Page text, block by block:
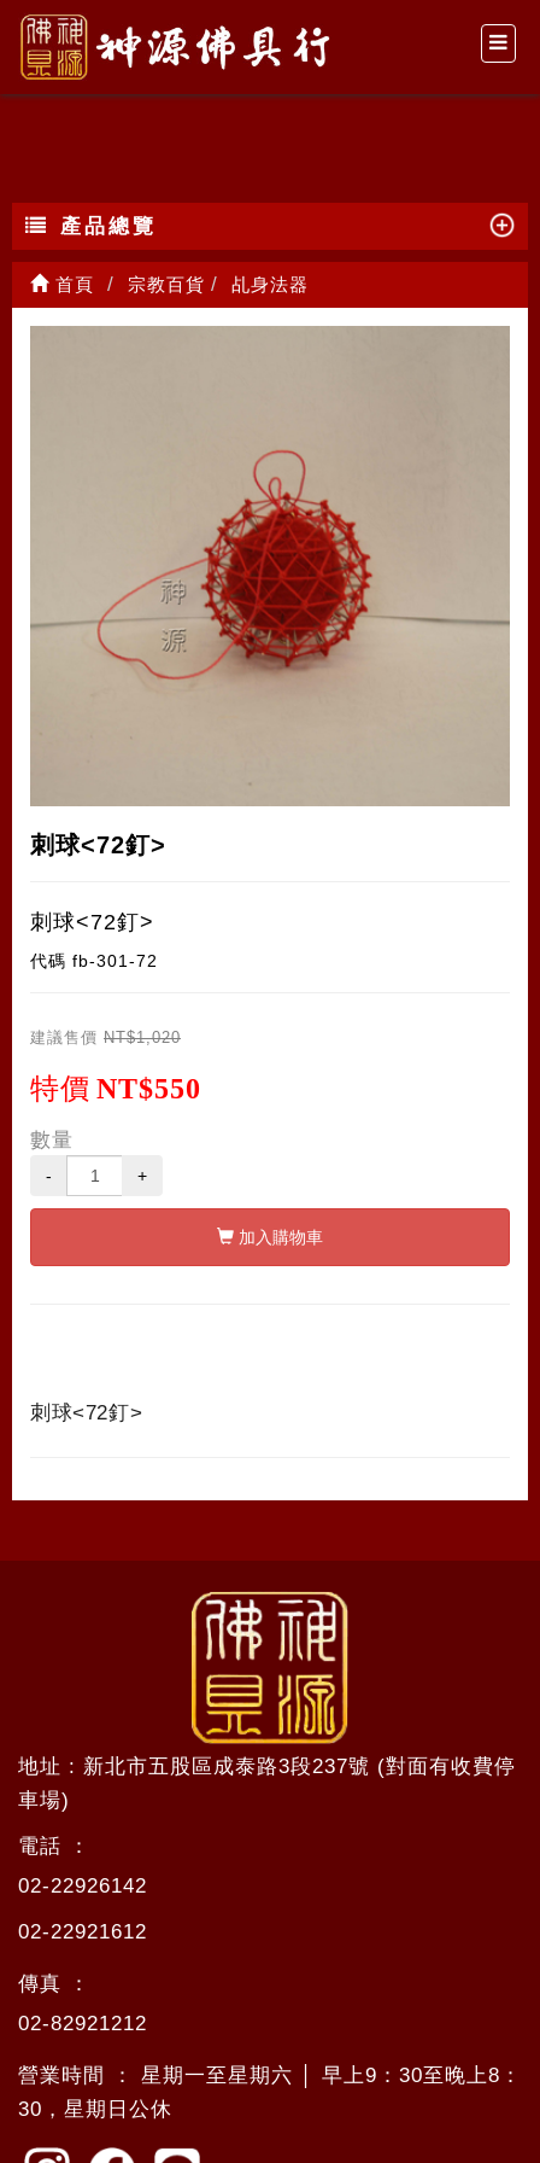
乩身法器
產品總覽
首頁 宗教百貨 乩身法器
刺球<72釘>
刺球<72釘>
代碼 fb-301-72
建議售價 NT$1,020
特價 NT$550
數量
- +
加入購物車
刺球<72釘>
地址 : 新北市五股區成泰路3段237號 (對面有收費停
車場)
電話 ：
02-22926142
02-22921612
傳真 ：
02-82921212
營業時間 ： 星期一至星期六 │ 早上9：30至晚上8：
30，星期日公休